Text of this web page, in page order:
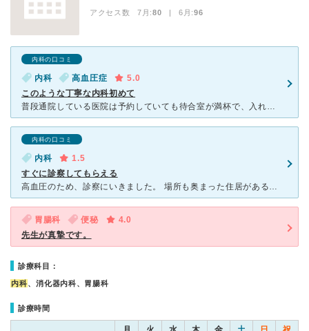
アクセス数 7月:80 | 6月:96
内科の口コミ
内科 高血圧症
5.0
このような丁寧な内科初めて
普段通院している医院は予約していても待合室が満杯で、入れないときには車で待機、風邪の患者が多い時は玄関や外で待機？自分でなくても気の毒でした。コロナのワクチン注射の時は予約でいっぱいで、歩いて20分く
内科の口コミ
内科
1.5
すぐに診察してもらえる
高血圧のため、診察にいきました。 場所も奥まった住居がある一角にあります。 院内は狭く、患者も数人ですぐ呼ばれました。 血圧計測結果のみの診断で、薬を処方されました。 医者も血圧が上がるしくみ
胃腸科 便秘
4.0
先生が真摯です。
診療科目：
内科、消化器内科、胃腸科
診療時間